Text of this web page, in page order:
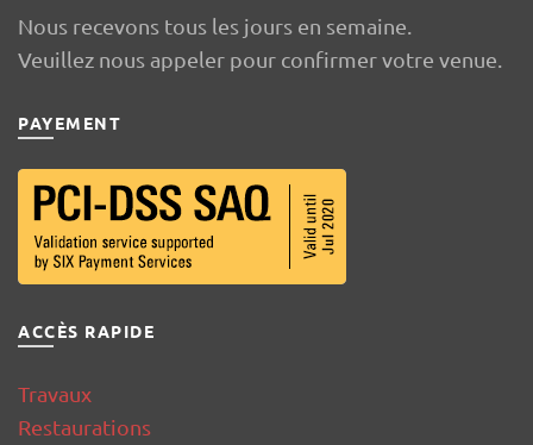
Nous recevons tous les jours en semaine.
Veuillez nous appeler pour confirmer votre venue.
PAYEMENT
ACCÈS RAPIDE
Travaux
Restaurations